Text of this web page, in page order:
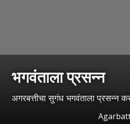
भगवंताला प्रसन्न
अगरबत्तीचा सुगंध भगवंताला प्रसन्न